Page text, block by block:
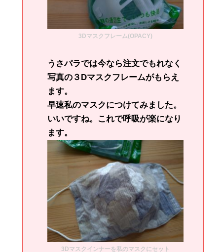
3Dマスクフレーム(OPACY)
うさパラでは今なら注文でもれなく
写真の３Dマスクフレームがもらえ
ます。
早速私のマスクにつけてみました。
いいですね。これで呼吸が楽になり
ます。
3Dマスクインナーを私のマスクにセット